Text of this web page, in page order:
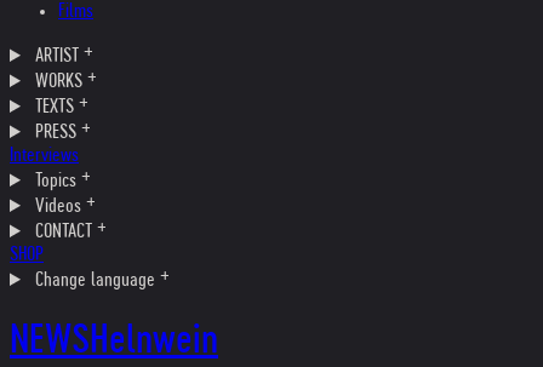
Films
ARTIST
WORKS
TEXTS
PRESS
Interviews
Topics
Videos
CONTACT
SHOP
Change language
NEWSHelnwein